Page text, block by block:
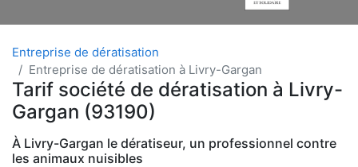
Entreprise de dératisation
Entreprise de dératisation à Livry-Gargan
Tarif société de dératisation à Livry-
Gargan (93190)
À Livry-Gargan le dératiseur, un professionnel contre
les animaux nuisibles